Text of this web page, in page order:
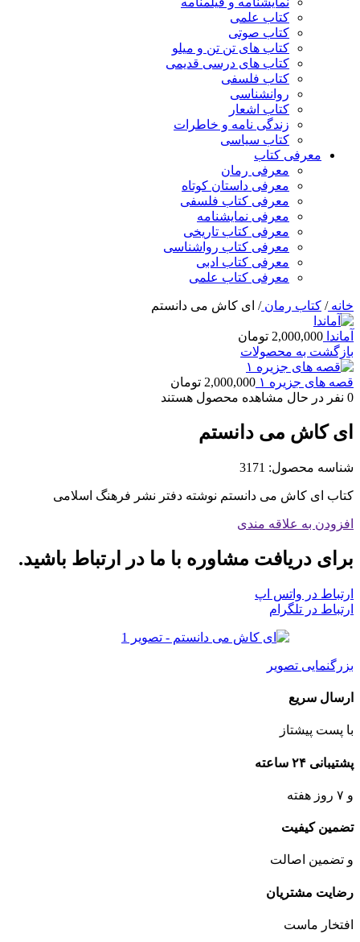
کتاب علمی
کتاب صوتی
کتاب های تن تن و میلو
کتاب های درسی قدیمی
کتاب فلسفی
روانشناسی
کتاب اشعار
زندگی نامه و خاطرات
کتاب سیاسی
معرفی کتاب
معرفی رمان
معرفی داستان کوتاه
معرفی کتاب فلسفی
معرفی نمایشنامه
معرفی کتاب تاریخی
معرفی کتاب رواشناسی
معرفی کتاب ادبی
معرفی کتاب علمی
خانه/ کتاب رمان/ ای کاش می دانستم
آماندا 2,000,000 تومان
بازگشت به محصولات
قصه های جزیره ۱ 2,000,000 تومان
0 نفر در حال مشاهده محصول هستند
ای کاش می دانستم
شناسه محصول: 3171
کتاب ای کاش می دانستم نوشته دفتر نشر فرهنگ اسلامی
افزودن به علاقه مندی
برای دریافت مشاوره با ما در ارتباط باشید.
ارتباط در واتس اپ
ارتباط در تلگرام
بزرگنمایی تصویر
ارسال سریع
با پست پیشتاز
پشتیبانی ۲۴ ساعته
و ۷ روز هفته
تضمین کیفیت
و تضمین اصالت
رضایت مشتریان
افتخار ماست